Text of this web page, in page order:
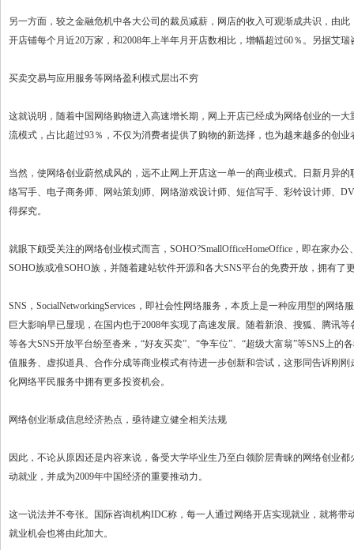
另一方面，较之金融危机中各大公司的裁员减薪，网店的收入可观渐成共识，由
开店铺每个月近20万家，和2008年上半年月开店数相比，增幅超过60％。另据艾
买卖交易与应用服务等网络盈利模式层出不穷
这就说明，随着中国网络购物进入高速增长期，网上开店已经成为网络创业的一
流模式，占比超过93％，不仅为消费者提供了购物的新选择，也为越来越多的创
当然，使网络创业蔚然成风的，远不止网上开店这一单一的商业模式。日新月异
络写手、电子商务师、网站策划师、网络游戏设计师、短信写手、彩铃设计师、
得探究。
就眼下颇受关注的网络创业模式而言，SOHO?SmallOfficeHomeOffice，即在家
SOHO族或准SOHO族，并随着建站软件开源和各大SNS平台的免费开放，拥有了
SNS，SocialNetworkingServices，即社会性网络服务，本质上是一种应用型的网
巨大影响早已显现，在国内也于2008年实现了高速发展。随着新浪、搜狐、腾讯
等各大SNS开放平台纷至沓来，“好友买卖”、“争车位”、“超级大富翁”等SNS上
值服务、虚拟道具、合作分成等商业模式有待进一步创新和尝试，这形同告诉刚
化网络平民服务中拥有更多投资机会。
网络创业渐成信息经济热点，亟待建立健全相关法规
因此，不论从原因还是内容来说，备受大学毕业生乃至白领阶层青睐的网络创业
动就业，并成为2009年中国经济的重要推动力。
这一说法并不夸张。国际咨询机构IDC称，每一人通过网络开店实现就业，就将
就业机会也将由此加大。